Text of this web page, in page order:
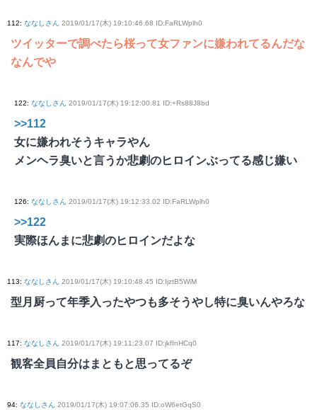
112: ななしさん 2019/01/17(木) 19:10:46.68 ID:FaRLWplh0
ツイッターで調べたら桜って女ファンに嫌われてるんだな
なんでや
122: ななしさん 2019/01/17(木) 19:12:00.81 ID:+Rs88J8bd
>>112
女に嫌われそうキャラやん
メンヘラ臭いと言うか悲劇のヒロインぶってる感じ嫌い
126: ななしさん 2019/01/17(木) 19:12:33.02 ID:FaRLWplh0
>>122
実際ほんまに悲劇のヒロインだよな
113: ななしさん 2019/01/17(木) 19:10:48.45 ID:IjztB5WiM
型月厨って年季入ったやつも多そうやし特に臭いんやろな
117: ななしさん 2019/01/17(木) 19:11:23.07 ID:jkfInHCq0
観客全員自分はまともと思ってるぞ
94: ななしさん 2019/01/17(木) 19:07:06.35 ID:oW6etGqS0